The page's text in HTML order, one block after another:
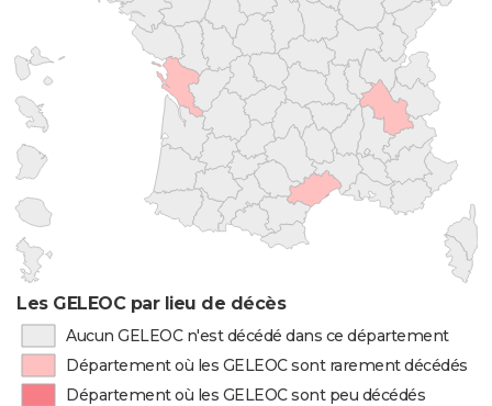
Les GELEOC par lieu de décès
Aucun GELEOC n'est décédé dans ce département
Département où les GELEOC sont rarement décédés
Département où les GELEOC sont peu décédés